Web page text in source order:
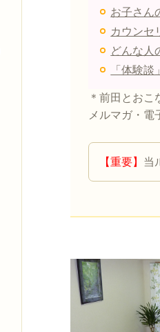
お子さん
カウンセ
どんな人
「体験
＊前田とおこ
メルマガ・
【重要】 当